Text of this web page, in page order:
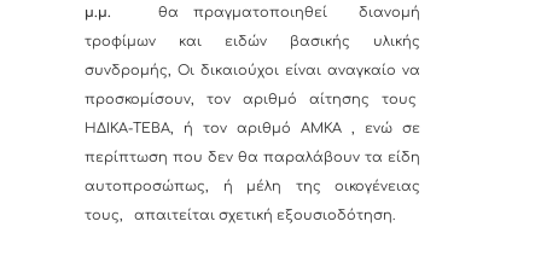
μ.μ.
θα πραγματοποιηθεί
διανομή
τροφίμων και ειδών βασικής υλικής
συνδρομής, Οι δικαιούχοι είναι αναγκαίο να
προσκομίσουν, τον αριθμό αίτησης τους
ΗΔΙΚΑ-ΤΕΒΑ, ή τον αριθμό ΑΜΚΑ , ενώ σε
περίπτωση που δεν θα παραλάβουν τα είδη
αυτοπροσώπως, ή μέλη της οικογένειας
τους, απαιτείται σχετική εξουσιοδότηση.